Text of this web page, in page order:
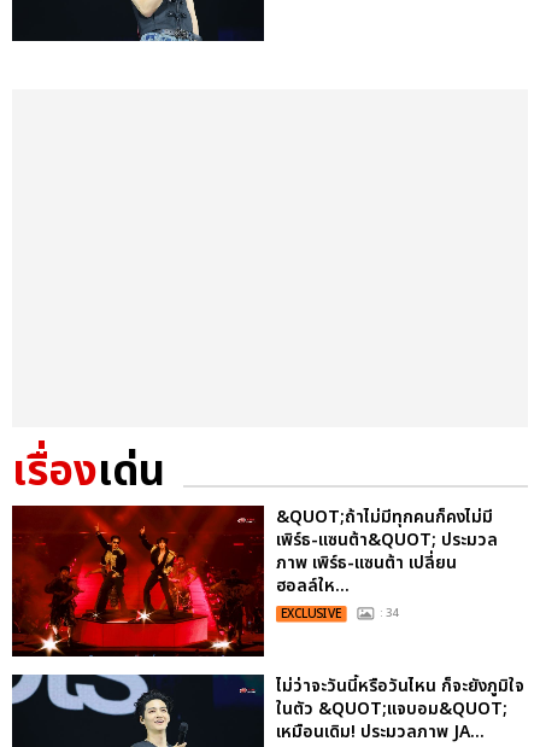
เรื่องเด่น
&QUOT;ถ้าไม่มีทุกคนก็คงไม่มี
เพิร์ธ-แซนต้า&QUOT; ประมวล
ภาพ เพิร์ธ-แซนต้า เปลี่ยน
ฮอลล์ให...
EXCLUSIVE : 34
ไม่ว่าจะวันนี้หรือวันไหน ก็จะยังภูมิใจ
ในตัว &QUOT;แจบอม&QUOT;
เหมือนเดิม! ประมวลภาพ JA...